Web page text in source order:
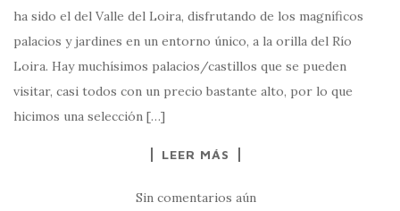
ha sido el del Valle del Loira, disfrutando de los magníficos
palacios y jardines en un entorno único, a la orilla del Río
Loira. Hay muchísimos palacios/castillos que se pueden
visitar, casi todos con un precio bastante alto, por lo que
hicimos una selección […]
LEER MÁS
Sin comentarios aún